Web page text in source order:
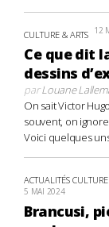
CULTURE & ARTS 12
Ce que dit
dessins
parLouane
On sait Victor
souvent, on
Voici quelques
ACTUALITÉS
5 MAI 2024
Brancusi,